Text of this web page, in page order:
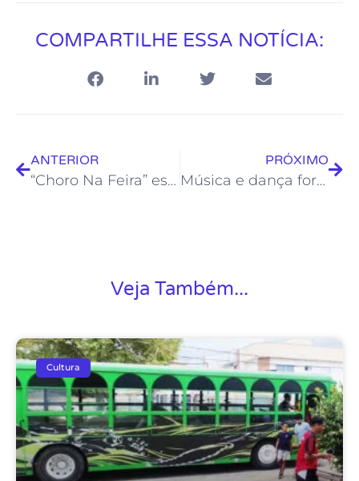
COMPARTILHE ESSA NOTÍCIA:
ANTERIOR
“Choro Na Feira” está de volta e vai movimentar as feiras livres em outubro
PRÓXIMO
Música e dança formam a programação do Teatro Joel Barcellos neste final de semana
Veja Também...
Cultura